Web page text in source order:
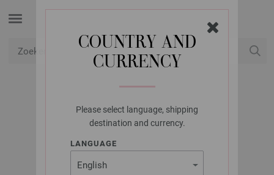
COUNTRY AND
CURRENCY
Please select language, shipping
destination and currency.
LANGUAGE
LANA GROSSA
BROEK ELASTICO